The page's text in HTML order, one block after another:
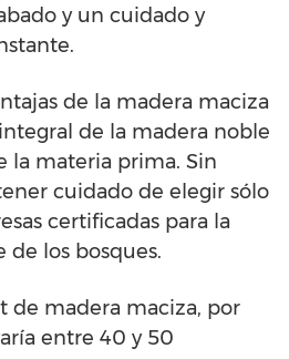
y un cuidado y
de la madera maciza
de la madera noble
la materia prima. Sin
cuidado de elegir sólo
certificadas para la
de los bosques.
de madera maciza, por
entre 40 y 50